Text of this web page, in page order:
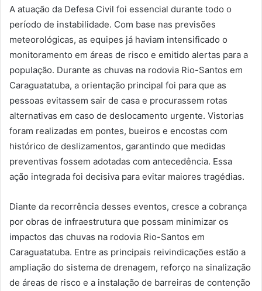
A atuação da Defesa Civil foi essencial durante todo o
período de instabilidade. Com base nas previsões
meteorológicas, as equipes já haviam intensificado o
monitoramento em áreas de risco e emitido alertas para a
população. Durante as chuvas na rodovia Rio-Santos em
Caraguatatuba, a orientação principal foi para que as
pessoas evitassem sair de casa e procurassem rotas
alternativas em caso de deslocamento urgente. Vistorias
foram realizadas em pontes, bueiros e encostas com
histórico de deslizamentos, garantindo que medidas
preventivas fossem adotadas com antecedência. Essa
ação integrada foi decisiva para evitar maiores tragédias.
Diante da recorrência desses eventos, cresce a cobrança
por obras de infraestrutura que possam minimizar os
impactos das chuvas na rodovia Rio-Santos em
Caraguatatuba. Entre as principais reivindicações estão a
ampliação do sistema de drenagem, reforço na sinalização
de áreas de risco e a instalação de barreiras de contenção